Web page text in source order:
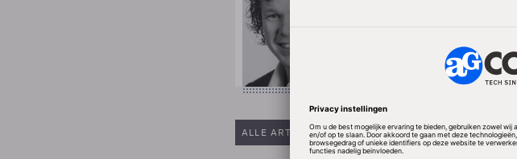
info@swenIT.nl).
ALLE ARTIKELEN VAN SWEN ROLINK